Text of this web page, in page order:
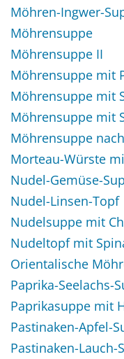
Möhren-Ingwer-
Möhrensuppe
Möhrensuppe II
Möhrensuppe mit
Möhrensuppe mit
Möhrensuppe mit
Möhrensuppe
Morteau-Würste
Nudel-Gemüse-
Nudel-Linsen-Topf
Nudelsuppe mit
Nudeltopf mit
Orientalische
Paprika-Seelachs-
Paprikasuppe mit
Pastinaken-Apfel-
Pastinaken-Lauch-